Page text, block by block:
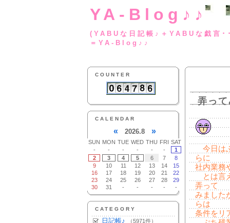
YA-Blog♪♪
(YABUな日記帳♪
＝YA-Blog♪♪
COUNTER
CALENDAR
« 2026.8 »
SUN MON TUE WED THU FRI SAT
-
- - - - -
1
2
3 4 5 6 7
8
9
10 11 12 13 14
15
16
17 18 19 20 21
22
23
24 25 26 27 28
29
30
31 - - - - -
CATEGORY
日記帳♪ （5971件）
弄っ
今日は
らに
社内業務
とは言
弄って
みました
らは
条件をリ